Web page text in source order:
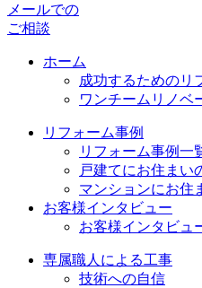
メールでの
ご相談
ホーム
成功するためのリ
ワンチームリノベ
リフォーム事例
リフォーム事例一
戸建てにお住まい
マンションにお住
お客様インタビュー
お客様インタビュ
専属職人による工事
技術への自信